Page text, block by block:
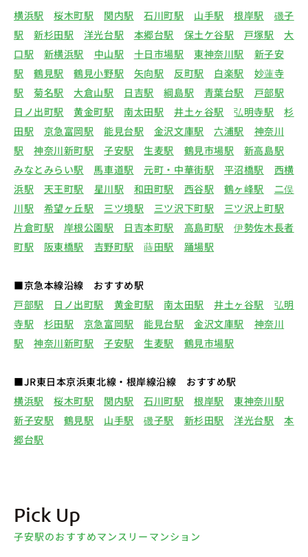
横浜駅 桜木町駅 関内駅 石川町駅 山手駅 根岸駅
磯子
駅
新杉田駅 洋光台駅 本郷台駅 保土ケ谷駅 戸塚駅
大
口駅
新横浜駅 中山駅 十日市場駅 東神奈川駅
新子安
駅
鶴見駅 鶴見小野駅 矢向駅 反町駅 白楽駅
妙蓮寺
駅
菊名駅 大倉山駅 日吉駅 綱島駅 青葉台駅
戸部駅
日ノ出町駅
黄金町駅 南太田駅 井土ヶ谷駅 弘明寺駅
杉
田駅
京急富岡駅 能見台駅 金沢文庫駅 六浦駅
神奈川
駅
神奈川新町駅 子安駅 生麦駅 鶴見市場駅
新高島駅
みなとみらい駅
馬車道駅 元町・中華街駅 平沼橋駅
西横
浜駅
天王町駅 星川駅 和田町駅 西谷駅 鶴ヶ峰駅
二俣
川駅
希望ヶ丘駅 三ツ境駅 三ツ沢下町駅
三ツ沢上町駅
片倉町駅
岸根公園駅 日吉本町駅 高島町駅
伊勢佐木長者
町駅
阪東橋駅 吉野町駅 蒔田駅 踊場駅
■京急本線沿線 おすすめ駅
戸部駅
日ノ出町駅 黄金町駅 南太田駅 井土ヶ谷駅
弘明
寺駅
杉田駅 京急富岡駅 能見台駅 金沢文庫駅
神奈川
駅
神奈川新町駅 子安駅 生麦駅 鶴見市場駅
■JR東日本京浜東北線・根岸線沿線 おすすめ駅
横浜駅
桜木町駅 関内駅 石川町駅 根岸駅
東神奈川駅
新子安駅
鶴見駅 山手駅 磯子駅 新杉田駅 洋光台駅
本
郷台駅
Pick Up
子安駅のおすすめマンスリーマンション